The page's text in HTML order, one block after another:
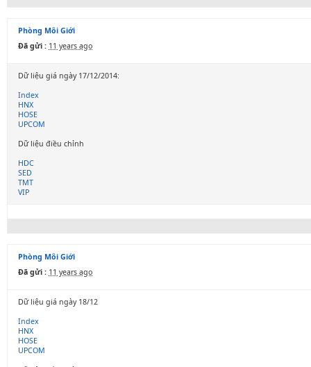
Phòng Môi Giới
Đã gửi : 11 years ago
Dữ liệu giá ngày 17/12/2014:
Index
HNX
HOSE
UPCOM
Dữ liệu điều chỉnh
HDC
SED
TMT
VIP
Phòng Môi Giới
Đã gửi : 11 years ago
Dữ liệu giá ngày 18/12
Index
HNX
HOSE
UPCOM